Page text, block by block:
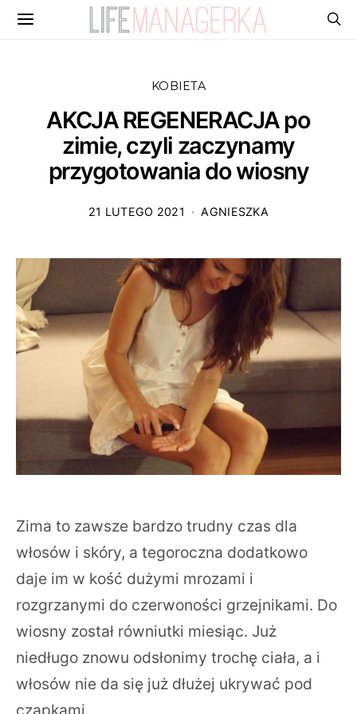
KOBIETA
AKCJA REGENERACJA po
zimie, czyli zaczynamy
przygotowania do wiosny
21 LUTEGO 2021 AGNIESZKA
Zima to zawsze bardzo trudny czas dla
włosów i skóry, a tegoroczna dodatkowo
daje im w kość dużymi mrozami i
rozgrzanymi do czerwoności grzejnikami. Do
wiosny został równiutki miesiąc. Już
niedługo znowu odsłonimy trochę ciała, a i
włosów nie da się już dłużej ukrywać pod
czapkami.